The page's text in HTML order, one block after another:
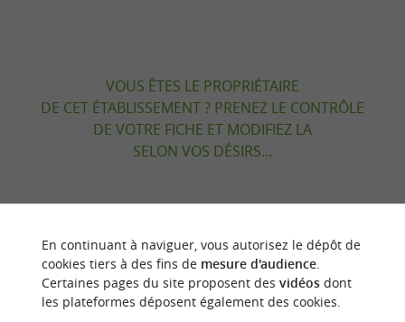
VOUS ÊTES LE PROPRIÉTAIRE
DE CET ÉTABLISSEMENT ? PRENEZ LE CONTRÔLE
DE VOTRE FICHE ET MODIFIEZ LA
SELON VOS DÉSIRS...
À DÉCOUVRIRAUX ALENTOURS
Découvrir Se loger Se restaurer
En continuant à naviguer, vous autorisez le dépôt de
cookies tiers à des fins de mesure d'audience.
Certaines pages du site proposent des vidéosdont
les plateformes déposent également des cookies.